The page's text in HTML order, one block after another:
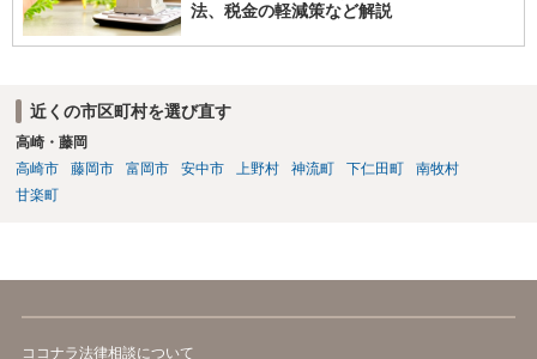
法、税金の軽減策など解説
近くの市区町村を選び直す
高崎・藤岡
高崎市
藤岡市 富岡市 安中市 上野村 神流町 下仁田町
南牧村
甘楽町
ココナラ法律相談について